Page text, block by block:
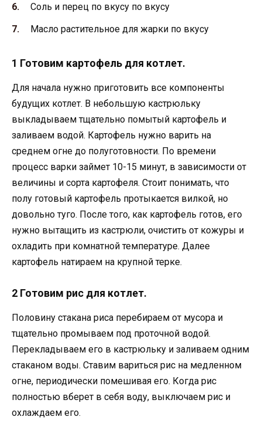
Соль и перец по вкусу по вкусу
Масло растительное для жарки по вкусу
1 Готовим картофель для котлет.
Для начала нужно приготовить все компоненты
будущих котлет. В небольшую кастрюльку
выкладываем тщательно помытый картофель и
заливаем водой. Картофель нужно варить на
среднем огне до полуготовности. По времени
процесс варки займет 10-15 минут, в зависимости от
величины и сорта картофеля. Стоит понимать, что
полу готовый картофель протыкается вилкой, но
довольно туго. После того, как картофель готов, его
нужно вытащить из кастрюли, очистить от кожуры и
охладить при комнатной температуре. Далее
картофель натираем на крупной терке.
2 Готовим рис для котлет.
Половину стакана риса перебираем от мусора и
тщательно промываем под проточной водой.
Перекладываем его в кастрюльку и заливаем одним
стаканом воды. Ставим вариться рис на медленном
огне, периодически помешивая его. Когда рис
полностью вберет в себя воду, выключаем рис и
охлаждаем его.